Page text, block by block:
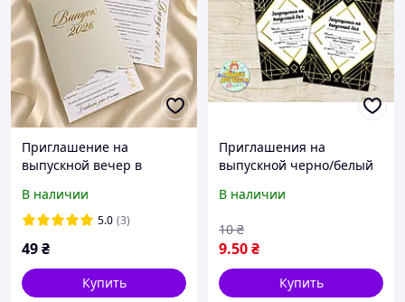
Приглашение на
выпускной вечер в
В наличии
5.0 (3)
49₴
Купить
Приглашения на
выпускной черно/белый
(универсальные)
В наличии
9.50₴
10 ₴
Купить